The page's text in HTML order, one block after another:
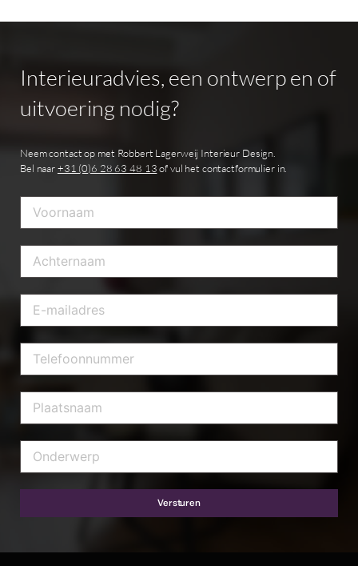
Interieuradvies, een ontwerpen of
uitvoering nodig?
Neem contact op met Robbert Lagerweij Interieur Design.
Bel naar+31 (0)6 28 63 48 13of vul het contactformulier in.
Versturen